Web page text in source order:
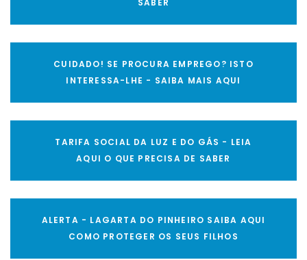
SABER
CUIDADO! SE PROCURA EMPREGO? ISTO
INTERESSA-LHE - SAIBA MAIS AQUI
TARIFA SOCIAL DA LUZ E DO GÁS - LEIA
AQUI O QUE PRECISA DE SABER
ALERTA - LAGARTA DO PINHEIRO SAIBA AQUI
COMO PROTEGER OS SEUS FILHOS